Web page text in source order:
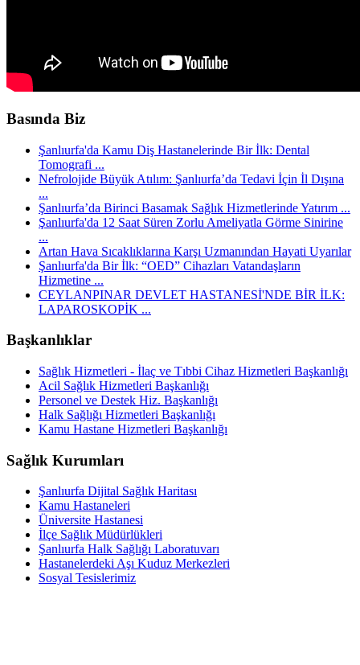
Basında Biz
Şanlıurfa'da Kamu Diş Hastanelerinde Bir İlk: Dental
Tomografi ...
Nefrolojide Büyük Atılım: Şanlıurfa’da Tedavi İçin İl Dışına
...
Şanlıurfa’da Birinci Basamak Sağlık Hizmetlerinde Yatırım ...
Şanlıurfa'da 12 Saat Süren Zorlu Ameliyatla Görme Sinirine
...
Artan Hava Sıcaklıklarına Karşı Uzmanından Hayati Uyarılar
Şanlıurfa'da Bir İlk: “OED” Cihazları Vatandaşların
Hizmetine ...
CEYLANPINAR DEVLET HASTANESİ'NDE BİR İLK:
LAPAROSKOPİK ...
Başkanlıklar
Sağlık Hizmetleri - İlaç ve Tıbbi Cihaz Hizmetleri Başkanlığı
Acil Sağlık Hizmetleri Başkanlığı
Personel ve Destek Hiz. Başkanlığı
Halk Sağlığı Hizmetleri Başkanlığı
Kamu Hastane Hizmetleri Başkanlığı
Sağlık Kurumları
Şanlıurfa Dijital Sağlık Haritası
Kamu Hastaneleri
Üniversite Hastanesi
İlçe Sağlık Müdürlükleri
Şanlıurfa Halk Sağlığı Laboratuvarı
Hastanelerdeki Aşı Kuduz Merkezleri
Sosyal Tesislerimiz